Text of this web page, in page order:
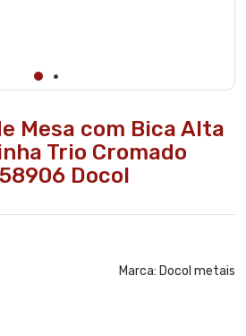
Mesa com Bica Alta
Trio Cromado
Docol
Marca: Docol metais